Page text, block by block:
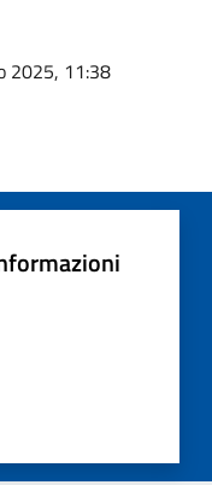
2025, 11:38